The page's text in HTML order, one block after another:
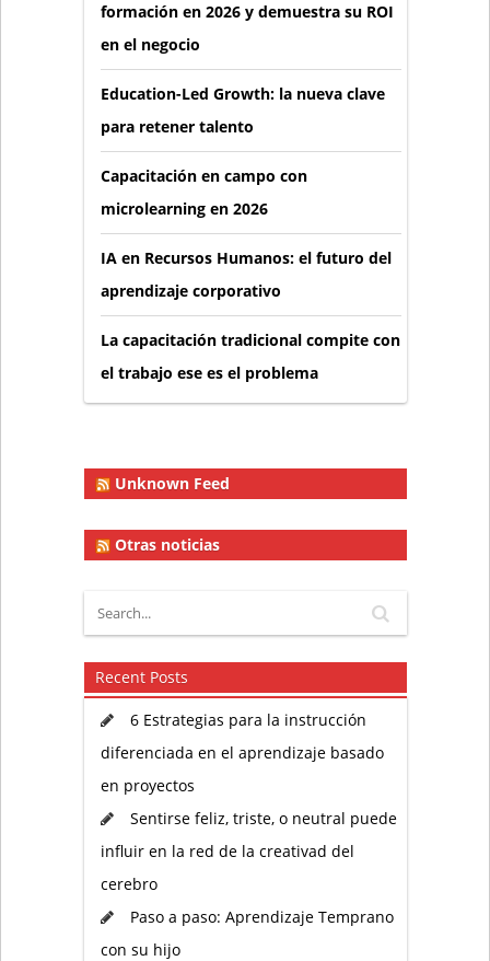
formación en 2026 y demuestra su ROI
en el negocio
Education-Led Growth: la nueva clave
para retener talento
Capacitación en campo con
microlearning en 2026
IA en Recursos Humanos: el futuro del
aprendizaje corporativo
La capacitación tradicional compite con
el trabajo ese es el problema
Unknown Feed
Otras noticias
Recent Posts
6 Estrategias para la instrucción
diferenciada en el aprendizaje basado
en proyectos
Sentirse feliz, triste, o neutral puede
influir en la red de la creativad del
cerebro
Paso a paso: Aprendizaje Temprano
con su hijo